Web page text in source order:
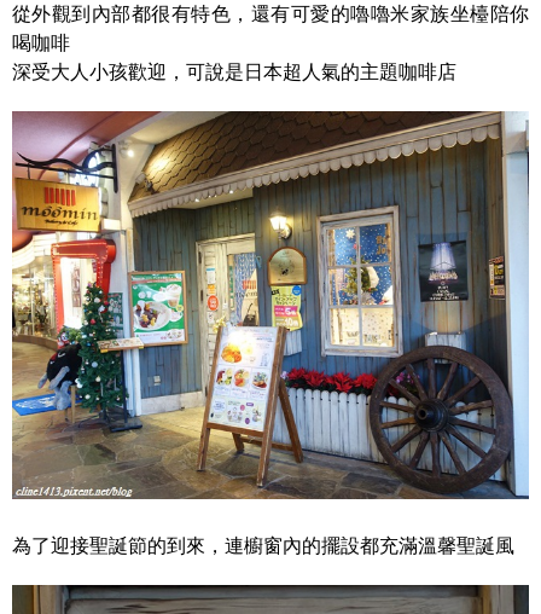
從外觀到內部都很有特色，還有可愛的嚕嚕米家族坐檯陪你
喝咖啡
深受大人小孩歡迎，可說是日本超人氣的主題咖啡店
為了迎接聖誕節的到來，連櫥窗內的擺設都充滿溫馨聖誕風